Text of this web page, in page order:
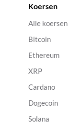
Koersen
Alle koersen
Bitcoin
Ethereum
XRP
Cardano
Dogecoin
Solana